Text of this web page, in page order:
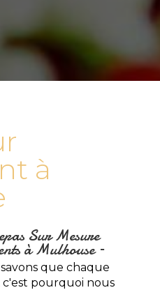
à
Sur Mesure
à Mulhouse
que chaque
pourquoi nous